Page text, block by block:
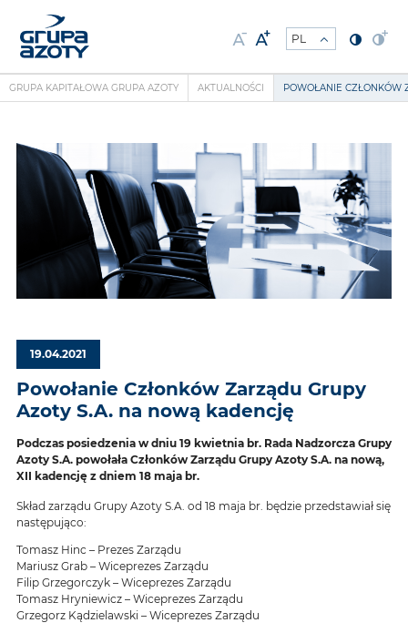
GRUPA KAPITAŁOWA GRUPA AZOTY AKTUALNOŚCI POWOŁANIE CZŁONKÓW
19.04.2021
Powołanie Członków Zarządu Grupy
Azoty S.A. na nową kadencję
Podczas posiedzenia w dniu 19 kwietnia br. Rada Nadzorcza Grupy
Azoty S.A. powołała Członków Zarządu Grupy Azoty S.A. na nową,
XII kadencję z dniem 18 maja br.
Skład zarządu Grupy Azoty S.A. od 18 maja br. będzie przedstawiał się
następująco:
Tomasz Hinc – Prezes Zarządu
Mariusz Grab – Wiceprezes Zarządu
Filip Grzegorczyk – Wiceprezes Zarządu
Tomasz Hryniewicz – Wiceprezes Zarządu
Grzegorz Kądzielawski – Wiceprezes Zarządu